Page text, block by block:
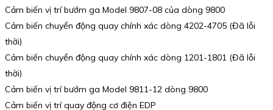
Cảm biến vị trí bướm ga Model 9807-08 của dòng 9800
Cảm biến chuyển động quay chính xác dòng 4202-4705 (Đã lỗi
thời)
Cảm biến chuyển động quay chính xác dòng 1201-1801 (Đã lỗi
thời)
Cảm biến vị trí bướm ga Model 9811-12 dòng 9800
Cảm biến vị trí quay động cơ điện EDP